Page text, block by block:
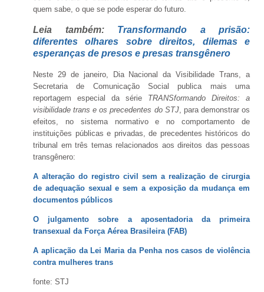
quem sabe, o que se pode esperar do futuro.
Leia também: Transformando a prisão:
diferentes olhares sobre direitos, dilemas e
esperanças de presos e presas transgênero
Neste 29 de janeiro, Dia Nacional da Visibilidade Trans, a
Secretaria de Comunicação Social publica mais uma
reportagem especial da série TRANSformando Direitos: a
visibilidade trans e os precedentes do STJ, para demonstrar os
efeitos, no sistema normativo e no comportamento de
instituições públicas e privadas, de precedentes históricos do
tribunal em três temas relacionados aos direitos das pessoas
transgênero:
A alteração do registro civil sem a realização de cirurgia
de adequação sexual e sem a exposição da mudança em
documentos públicos
O julgamento sobre a aposentadoria da primeira
transexual da Força Aérea Brasileira (FAB)
A aplicação da Lei Maria da Penha nos casos de violência
contra mulheres trans
fonte: STJ